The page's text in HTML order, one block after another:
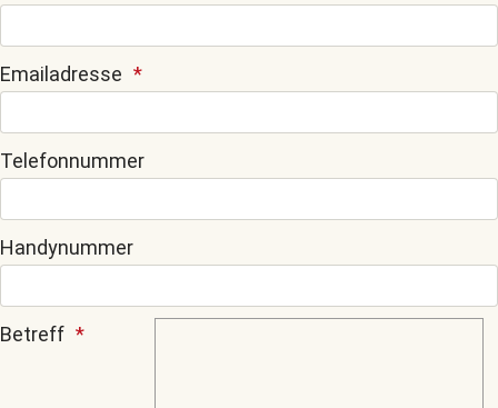
Emailadresse
Telefonnummer
Handynummer
Betreff